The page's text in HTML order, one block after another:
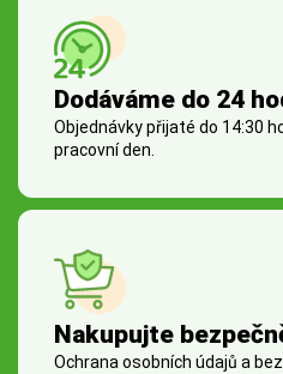
Dodáváme do 24
Objednávky přijaté do 14:30
pracovní den.
Nakupujte
Ochrana osobních údajů a